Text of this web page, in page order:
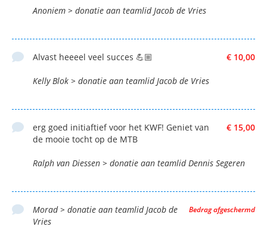
Anoniem > donatie aan teamlid Jacob de Vries
€ 10,00
Alvast heeeel veel succes 💪🏼
Kelly Blok > donatie aan teamlid Jacob de Vries
€ 15,00
erg goed initiaftief voor het KWF! Geniet van
de mooie tocht op de MTB
Ralph van Diessen > donatie aan teamlid Dennis Segeren
Bedrag afgeschermd
Morad > donatie aan teamlid Jacob de
Vries